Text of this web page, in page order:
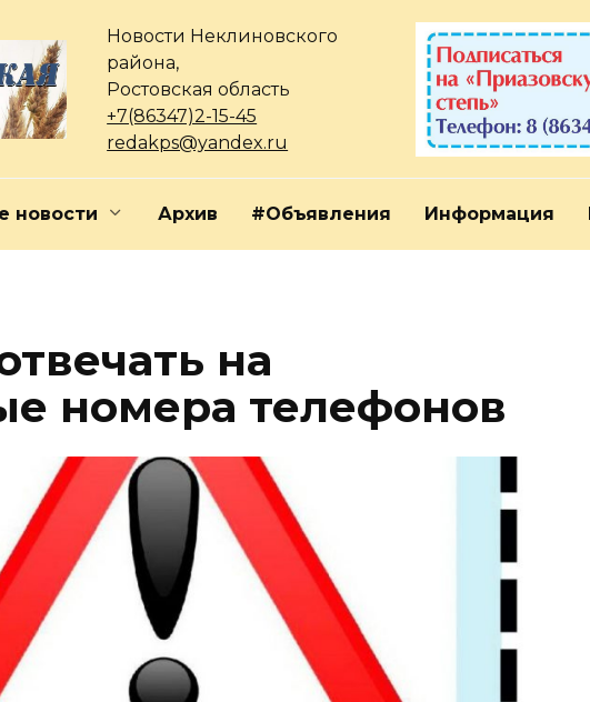
Новости Неклиновского
района,
Ростовская область
+7(86347)2-15-45
redakps@yandex.ru
новости Архив #Объявления Информация
на
номера телефонов